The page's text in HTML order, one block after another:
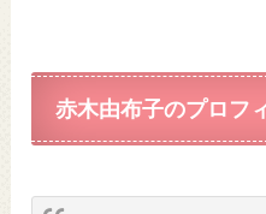
赤木由布子のプロフ